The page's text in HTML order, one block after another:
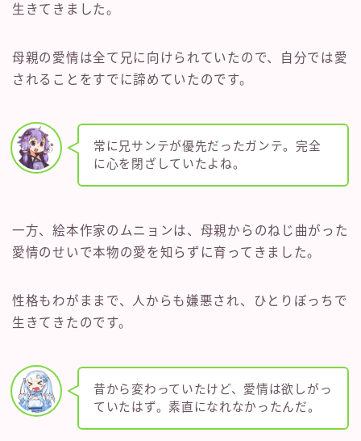
生きてきました。
母親の愛情は全て兄に向けられていたので、自分では愛
されることをすでに諦めていたのです。
常に兄サンテが優先だったガンテ。完全
に心を閉ざしていたよね。
一方、絵本作家のムニョンは、母親からのねじ曲がった
愛情のせいで本物の愛を知らずに育ってきました。
性格もわがままで、人からも嫌悪され、ひとりぼっちで
生きてきたのです。
昔から変わっていたけど、愛情は欲しがっ
ていたはず。素直になれなかったんだ。